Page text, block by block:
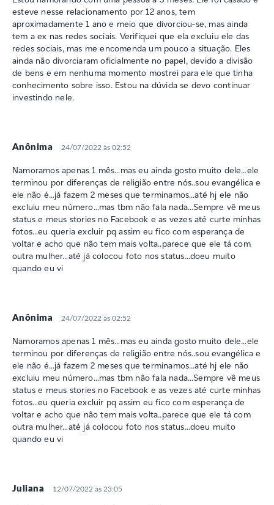
esteve nesse relacionamento por 12 anos, tem
aproximadamente 1 ano e meio que divorciou-se, mas ainda
tem a ex nas redes sociais. Verifiquei que ela excluiu ele das
redes sociais, mas me encomenda um pouco a situação. Eles
ainda não divorciaram oficialmente no papel, devido a divisão
de bens e em nenhuma momento mostrei para ele que tinha
conhecimento sobre isso. Estou na dúvida se devo continuar
investindo nele.
Anônima 24/07/2022 às 02:52
Namoramos apenas 1 mês…mas eu ainda gosto muito dele…ele
terminou por diferenças de religião entre nós..sou evangélica e
ele não é…já fazem 2 meses que terminamos…até hj ele não
excluiu meu número…mas tbm não fala nada…Sempre vê meus
status e meus stories no Facebook e as vezes até curte minhas
fotos…eu queria excluir pq assim eu fico com esperança de
voltar e acho que não tem mais volta..parece que ele tá com
outra mulher…até já colocou foto nos status…doeu muito
quando eu vi
Anônima 24/07/2022 às 02:52
Namoramos apenas 1 mês…mas eu ainda gosto muito dele…ele
terminou por diferenças de religião entre nós..sou evangélica e
ele não é…já fazem 2 meses que terminamos…até hj ele não
excluiu meu número…mas tbm não fala nada…Sempre vê meus
status e meus stories no Facebook e as vezes até curte minhas
fotos…eu queria excluir pq assim eu fico com esperança de
voltar e acho que não tem mais volta..parece que ele tá com
outra mulher…até já colocou foto nos status…doeu muito
quando eu vi
Juliana 12/07/2022 às 23:05